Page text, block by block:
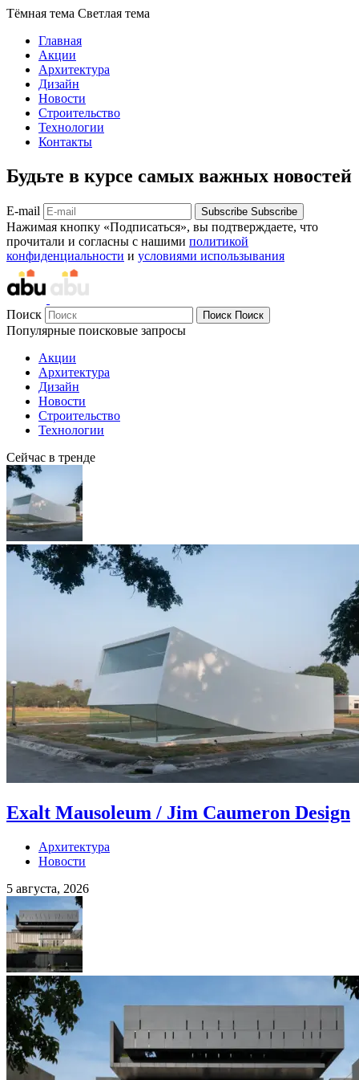
Тёмная тема Светлая тема
Главная
Акции
Архитектура
Дизайн
Новости
Строительство
Технологии
Контакты
Будьте в курсе самых важных новостей
E-mail Subscribe Subscribe
Нажимая кнопку «Подписаться», вы подтверждаете, что
прочитали и согласны с нашими политикой
конфиденциальности и условиями использывания
Поиск Поиск Поиск
Популярные поисковые запросы
Акции
Архитектура
Дизайн
Новости
Строительство
Технологии
Сейчас в тренде
Exalt Mausoleum / Jim Caumeron Design
Архитектура
Новости
5 августа, 2026